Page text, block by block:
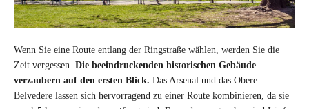
Wenn Sie eine Route entlang der Ringstraße wählen, werden Sie die
Zeit vergessen. Die beeindruckenden historischen Gebäude
verzaubern auf den ersten Blick. Das Arsenal und das Obere
Belvedere lassen sich hervorragend zu einer Route kombinieren, da sie